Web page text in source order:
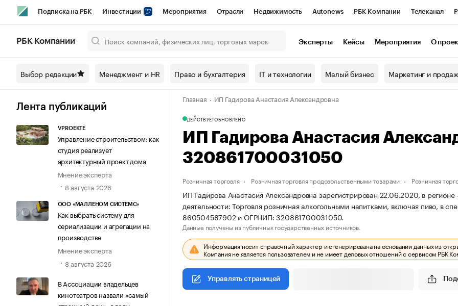
Подписка на РБК Инвестиции Мероприятия Отрасли Недвижимость Autonews РБК Компании Телеканал
Спецпроекты СПб Конференции СПб Спецпроекты Проверка контрагентов
Технологии и медиа Рынок наличной валюты
РБК Компании Эксперты Кейсы Мероприятия О
Выбор редакции Менеджмент и HR Право и бухгалтерия IT и технологии Малый бизнес Маркетинг и
Лента публикаций
VPROEKTE
Управление строительством: как
студия реализует
архитектурный проект дома
Мнение эксперта
8 августа 2026
ООО «МАЛЛЕНОМ СИСТЕМС»
Как выбрать систему для
сериализации и агрегации на
производстве
Мнение эксперта
8 августа 2026
В Ассоциации владельцев
кинотеатров назвали «самый
Главная ИП Гадирова Анастасия Александровна
ДЕЙСТВУЕТОБНОВЛЕНО
ИП Гадирова Анастасия
320861700031050
Розничная торговля Розничная торговля продовольственными товарами Розничная
ИП Гадирова Анастасия Александровна зарегистрирован 22.06.2020, в
деятельности: Торговля розничная алкогольными напитками, включая пиво, в
860504587902 и ОГРНИП: 320861700031050.
Данные получены из публичных государственных источников.
Информация носит справочный характер и сгенерирована на основании данных из
Компания не является пользователем и не имеет деловых отношений с сервисом РБК
Управлять страницей